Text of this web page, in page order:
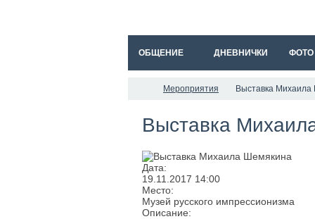
ОБЩЕНИЕ ДНЕВНИЧКИ ФОТО
Мероприятия Выставка
Выставка
Дата:
19.11.2017 14:00
Место:
Музей русского импрессионизма
Описание: